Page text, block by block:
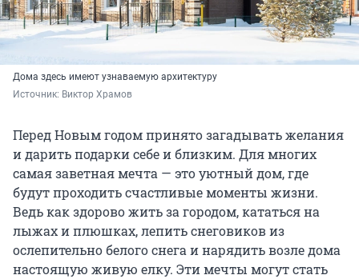
Дома здесь имеют узнаваемую архитектуру
Источник: Виктор Храмов
Перед Новым годом принято загадывать желания
и дарить подарки себе и близким. Для многих
самая заветная мечта — это уютный дом, где
будут проходить счастливые моменты жизни.
Ведь как здорово жить за городом, кататься на
лыжах и плюшках, лепить снеговиков из
ослепительно белого снега и нарядить возле дома
настоящую живую елку. Эти мечты могут стать